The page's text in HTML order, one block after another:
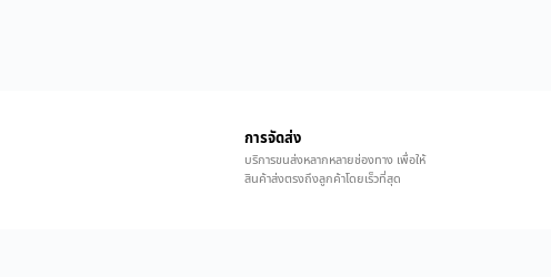
การจัดส่ง
บริการขนส่งหลากหลายช่องทาง เพื่อให้
สินค้าส่งตรงถึงลูกค้าโดยเร็วที่สุด